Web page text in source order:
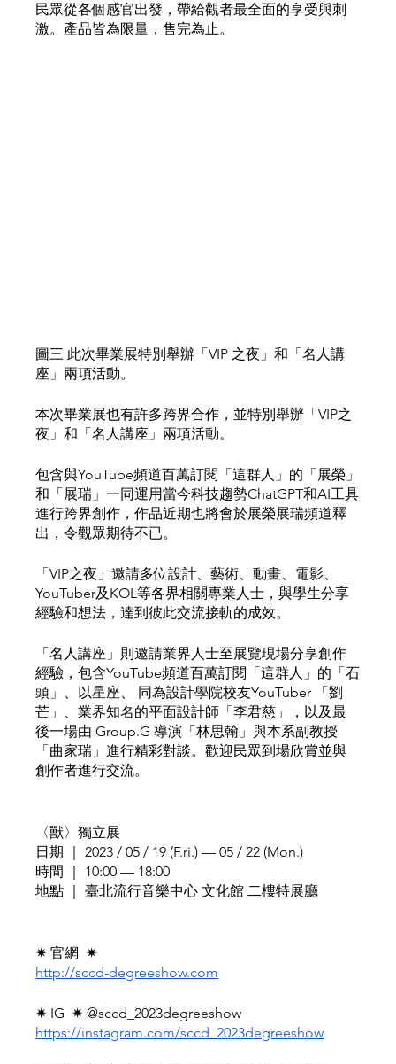
民眾從各個感官出發，帶給觀者最全面的享受與刺
激。產品皆為限量，售完為止。
圖三 此次畢業展特別舉辦「VIP 之夜」和「名人講
座」兩項活動。
本次畢業展也有許多跨界合作，並特別舉辦「VIP之
夜」和「名人講座」兩項活動。
包含與YouTube頻道百萬訂閱「這群人」的「展榮」
和「展瑞」一同運用當今科技趨勢ChatGPT和AI工具
進行跨界創作，作品近期也將會於展榮展瑞頻道釋
出，令觀眾期待不已。
「VIP之夜」邀請多位設計、藝術、動畫、電影、
YouTuber及KOL等各界相關專業人士，與學生分享
經驗和想法，達到彼此交流接軌的成效。
「名人講座」則邀請業界人士至展覽現場分享創作
經驗，包含YouTube頻道百萬訂閱「這群人」的「石
頭」、以星座、 同為設計學院校友YouTuber 「劉
芒」、業界知名的平面設計師「李君慈」，以及最
後一場由 Group.G 導演「林思翰」與本系副教授
「曲家瑞」進行精彩對談。歡迎民眾到場欣賞並與
創作者進行交流。
〈獸〉獨立展
日期 ｜ 2023 / 05 / 19 (F.ri.) — 05 / 22 (Mon.)
時間 ｜ 10:00 — 18:00
地點 ｜ 臺北流行音樂中心 文化館 二樓特展廳
✷ 官網  ✷
http://sccd-degreeshow.com
✷ IG  ✷ @sccd_2023degreeshow
https://instagram.com/sccd_2023degreeshow